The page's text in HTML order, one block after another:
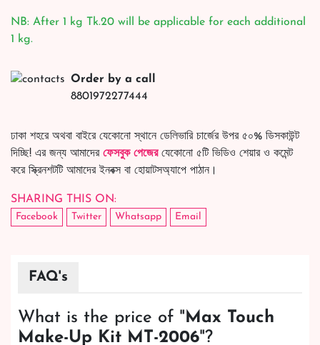
NB: After 1 kg Tk.20 will be applicable for each additional
1 kg.
Order by a call
8801972277444
ঢাকা শহরে অথবা বাইরে যেকোনো স্থানে ডেলিভারি চার্জের উপর ৫০% ডিসকাউন্ট
দিচ্ছি! এর জন্য আমাদের ফেসবুক পেজেরযেকোনো ৫টি ভিডিও শেয়ার ও কমেন্ট
করে স্ক্রিনশটটি আমাদের ইনবক্স বা হোয়াটসঅ্যাপে পাঠান।
SHARING THIS ON:
Facebook Twitter Whatsapp Email
FAQ's
What is the price of " Max Touch
Make-Up Kit MT-2006"?